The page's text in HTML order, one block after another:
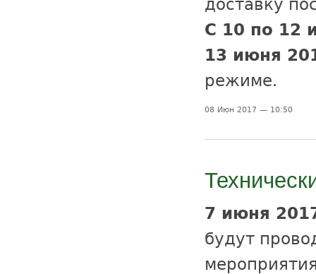
доставку
С 10 по 12
13 июня
режиме.
08 Июн 2017 — 10:50
7 июня
будут